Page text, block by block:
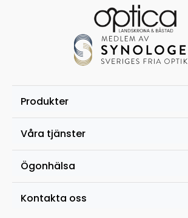
Produkter
Våra tjänster
Ögonhälsa
Kontakta oss